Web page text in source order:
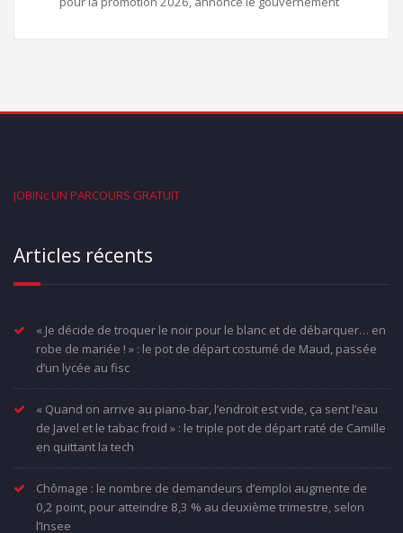
JOBINc UN PARCOURS GRATUIT
Articles récents
« Je décide de troquer le noir pour le blanc et de débarquer… en
robe de mariée ! » : le pot de départ costumé de Maud, passée
d’un lycée au fisc
« Quand on arrive au piano-bar, l’endroit est vide, ça sent l’eau
de Javel et le tabac froid » : le triple pot de départ raté de Camille
en quittant la tech
Chômage : le nombre de demandeurs d’emploi augmente de
0,2 point, pour atteindre 8,3 % au deuxième trimestre, selon
l’Insee